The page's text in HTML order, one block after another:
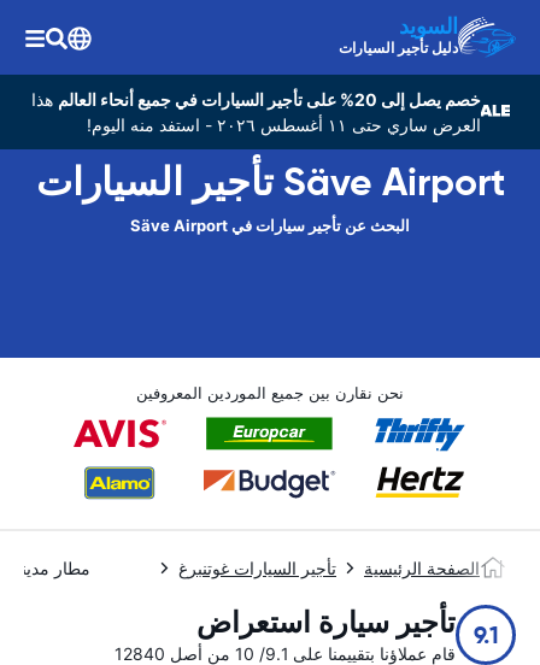
السويد
دليل تأجير السيارات
خصم يصل إلى 20% على تأجير السيارات في جميع أنحاء العالم
هذا
العرض ساري حتى ١١ أغسطس ٢٠٢٦ - استفد منه اليوم!
Säve Airport تأجير السيارات
البحث عن تأجير سيارات في Säve Airport
نحن نقارن بين جميع الموردين المعروفين
الصفحة الرئيسية تأجير السيارات غوتنبرغ مطار مدينة
9.1 تأجير سيارة استعراض
قام عملاؤنا بتقييمنا على 9.1/ 10 من أصل 12840